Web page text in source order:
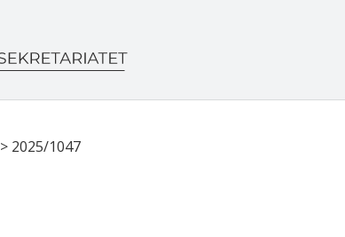
> 2025/1047